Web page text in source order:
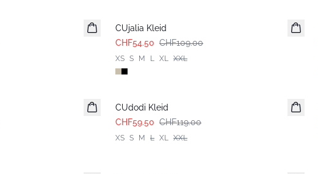
CUjalia Kleid
CHF54.50 CHF109.00
XS S M L XL XXL
CUdodi Kleid
CHF59.50 CHF119.00
XS S M L XL XXL